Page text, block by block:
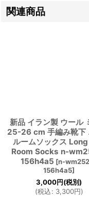
関連商品
新品 イラン製 ウール
25-26 cm 手編み靴下
ルームソックス
Room Socks n-
156h4a5 [n-
156h4a5]
3,000円(税別)
(税込: 3,300円)